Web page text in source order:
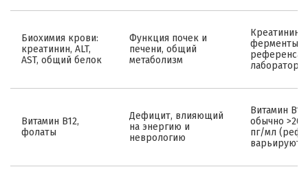
Биохимия крови:
креатинин, ALT,
AST, общий белок
Функция почек и
печени, общий
метаболизм
Креатинин и
ферменты
референсам
Витамин B12,
фолаты
Дефицит, влияющий
на энергию и
неврологию
Витамин B12
обычно
пг/мл
варьируют)